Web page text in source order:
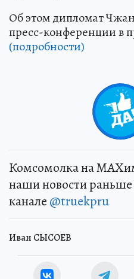
Об этом дипломат
пресс-конференции в
(подробности)
Комсомолка на
наши новости раньше
канале @truekpru
Иван СЫСОЕВ